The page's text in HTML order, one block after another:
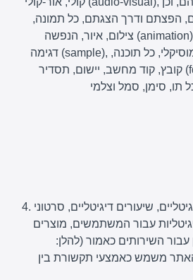
הפצתם ודרך הצגתם, כל תמונה,
צילום, איור, הנפשה (animation), תרשים, דמות, הדמיה,
דגימה (sample), סרטון, קובץ קולי וקובץ מוסיקלי, כל תוכנה,
קובץ, קוד מחשב, יישום, תסדיר (format), פרוטוקול, מאגר
4. האתר מספק קורסים דיגיטליים, שיעורים דיגיטליים, סרטוני
עבור המשתמשים, מוצרים
עבור השירותים כאמור (להלן:
האתר משמש כאמצעי תקשורת בין